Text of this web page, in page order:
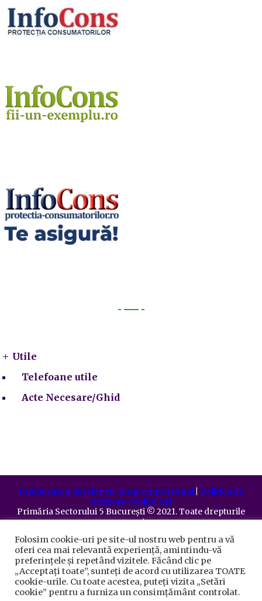
Utile
Telefoane utile
Acte Necesare/Ghid
Prelucrarea datelor cu caracter personal| Politica de
utilizare cookie-uri
Primăria Sectorului 5 București ©️ 2021. Toate drepturile
rezervate.
Folosim cookie-uri pe site-ul nostru web pentru a vă
oferi cea mai relevantă experiență, amintindu-vă
preferințele și repetând vizitele. Făcând clic pe
„Acceptați toate”, sunteți de acord cu utilizarea TOATE
cookie-urile. Cu toate acestea, puteți vizita „Setări
cookie” pentru a furniza un consimțământ controlat.